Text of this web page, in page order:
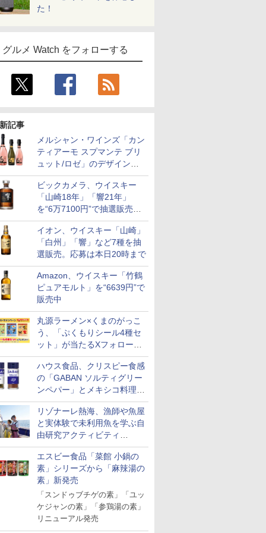
た！
グルメ Watch をフォローする
記事
メルシャン・ワインズ「カン
ティアーモ スプマンテ ブリ
ュット/ロゼ」のデザインを
リニューアル。ハーフボトル
も登場
ビックカメラ、ウイスキー
「山崎18年」「響21年」
を“6万7100円”で抽選販売。
店頭で9日まで受付
イオン、ウイスキー「山崎」
「白州」「響」など7種を抽
選販売。応募は本日20時まで
Amazon、ウイスキー「竹鶴
ピュアモルト」を“6639円”で
販売中
丸源ラーメン×くまのがっこ
う、「ぷくもりシール4種セ
ット」が当たるXフォロー＆
リポストキャンペーン実施
ハウス食品、クリスピー食感
の「GABAN ソルティグリー
ンペパー」とメキシコ料理に
合う「GABAN チポトレペパ
ー」発売
リゾナーレ熱海、漁師や魚屋
と実体験で未利用魚を学ぶ自
由研究アクティビティ
「Fisherman's Academy」を
実施中
エスビー食品「菜館 小鍋の
素」シリーズから「麻辣湯の
素」新発売
「スンドゥブチゲの素」「ユッ
ケジャンの素」「参鶏湯の素」
リニューアル発売